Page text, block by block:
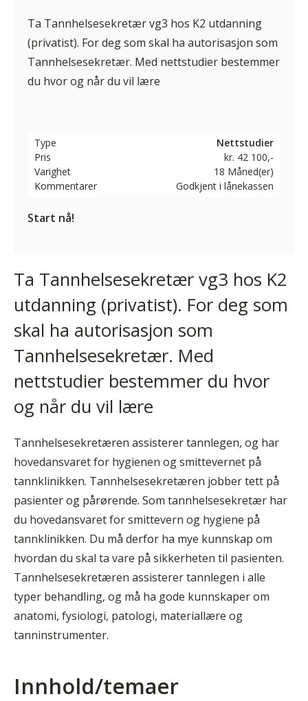
Ta Tannhelsesekretær vg3 hos K2 utdanning
(privatist). For deg som skal ha autorisasjon som
Tannhelsesekretær. Med nettstudier bestemmer
du hvor og når du vil lære
Type
Nettstudier
Pris
kr. 42 100,-
Varighet
18 Måned(er)
Kommentarer
Godkjent i lånekassen
Start nå!
Ta Tannhelsesekretær vg3 hos K2
utdanning (privatist). For deg som
skal ha autorisasjon som
Tannhelsesekretær. Med
nettstudier bestemmer du hvor
og når du vil lære
Tannhelsesekretæren assisterer tannlegen, og har
hovedansvaret for hygienen og smittevernet på
tannklinikken. Tannhelsesekretæren jobber tett på
pasienter og pårørende. Som tannhelsesekretær har
du hovedansvaret for smittevern og hygiene på
tannklinikken. Du må derfor ha mye kunnskap om
hvordan du skal ta vare på sikkerheten til pasienten.
Tannhelsesekretæren assisterer tannlegen i alle
typer behandling, og må ha gode kunnskaper om
anatomi, fysiologi, patologi, materiallære og
tanninstrumenter.
Innhold/temaer